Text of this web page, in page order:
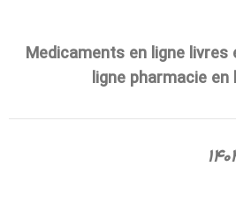
Medicaments en ligne livres
ligne pharmacie